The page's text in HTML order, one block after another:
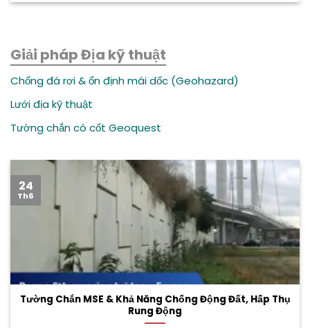
Giải pháp Địa kỹ thuật
Chống đá rơi & ổn định mái dốc (Geohazard)
Lưới địa kỹ thuật
Tường chắn có cốt Geoquest
Tường Chắn MSE & Khả Năng Chống Động Đất, Hấp Thụ
Rung Động
24
Th6